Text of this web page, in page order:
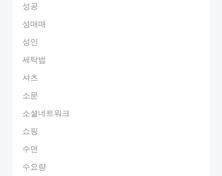
성공
성매매
성인
세탁법
셔츠
소문
소셜네트워크
쇼핑
수면
수요량